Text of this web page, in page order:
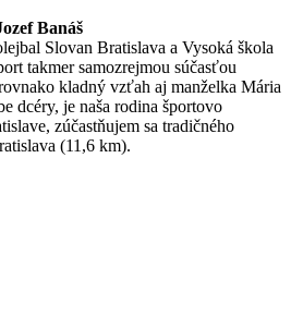
Slovan Bratislava a Vysoká škola
takmer samozrejmou súčasťou
kladný vzťah aj manželka Mária
dcéry, je naša rodina športovo
zúčastňujem sa tradičného
(11,6 km).